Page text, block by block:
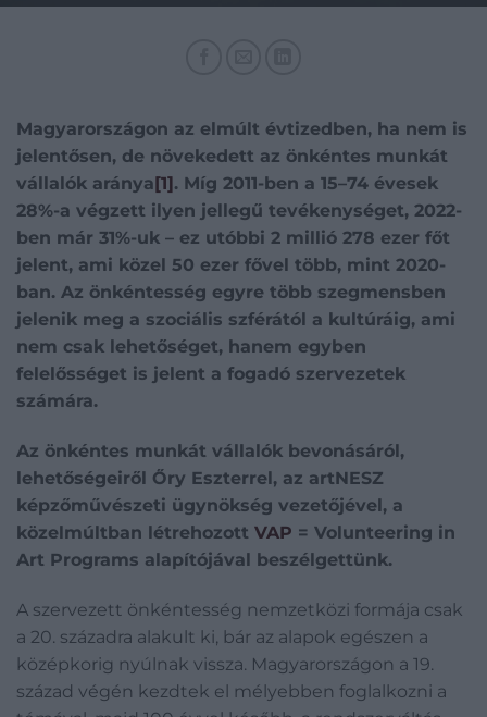
Magyarországon az elmúlt évtizedben, ha nem is
jelentősen, de növekedett az önkéntes munkát
vállalók aránya[1]. Míg 2011-ben a 15–74 évesek
28%-a végzett ilyen jellegű tevékenységet, 2022-
ben már 31%-uk – ez utóbbi 2 millió 278 ezer főt
jelent, ami közel 50 ezer fővel több, mint 2020-
ban. Az önkéntesség egyre több szegmensben
jelenik meg a szociális szférától a kultúráig, ami
nem csak lehetőséget, hanem egyben
felelősséget is jelent a fogadó szervezetek
számára.
Az önkéntes munkát vállalók bevonásáról,
lehetőségeiről Őry Eszterrel, az artNESZ
képzőművészeti ügynökség vezetőjével, a
közelmúltban létrehozott VAP = Volunteering in
Art Programs alapítójával beszélgettünk.
A szervezett önkéntesség nemzetközi formája csak
a 20. századra alakult ki, bár az alapok egészen a
középkorig nyúlnak vissza. Magyarországon a 19.
század végén kezdtek el mélyebben foglalkozni a